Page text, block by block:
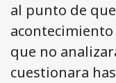
al punto de
que no
cuestionara